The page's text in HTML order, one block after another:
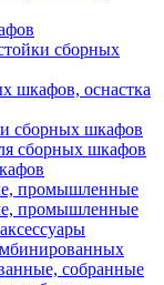
сборных
шкафов, оснастка
сборных шкафов
сборных шкафов
промышленные
промышленные
собранные